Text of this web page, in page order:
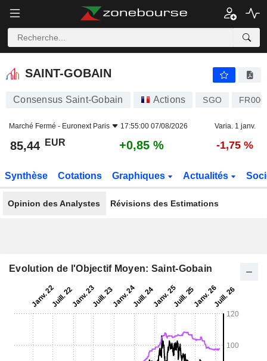
SAINT-GOBAIN
SAINT-GOBAIN
Consensus Saint-Gobain Actions SGO
Marché Fermé - Euronext Paris 17:55:00 07/08/2026 Varia. 1 janv.
85,44 EUR +0,85 % -1,75 %
Synthèse Cotations Graphiques Actualités
Opinion des Analystes Révisions des Estimations
Evolution de l'Objectif Moyen: Saint-Gobain